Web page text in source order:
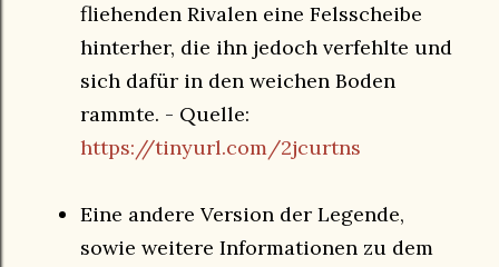
fliehenden Rivalen eine Felsscheibe
hinterher, die ihn jedoch verfehlte und
sich dafür in den weichen Boden
rammte. - Quelle:
https://tinyurl.com/2jcurtns
Eine andere Version der Legende,
sowie weitere Informationen zu dem